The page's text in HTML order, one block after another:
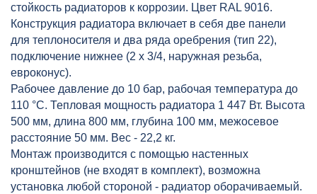
стойкость радиаторов к коррозии. Цвет RAL 9016.
Конструкция радиатора включает в себя две панели
для теплоносителя и два ряда оребрения (тип 22),
подключение нижнее (2 х 3/4, наружная резьба,
евроконус).
Рабочее давление до 10 бар, рабочая температура до
110 °C. Тепловая мощность радиатора 1 447 Вт. Высота
500 мм, длина 800 мм, глубина 100 мм, межосевое
расстояние 50 мм. Вес - 22,2 кг.
Монтаж производится с помощью настенных
кронштейнов (не входят в комплект), возможна
установка любой стороной - радиатор оборачиваемый.